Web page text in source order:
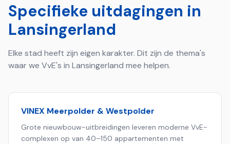
Specifieke uitdagingen in
Lansingerland
Elke stad heeft zijn eigen karakter. Dit zijn de thema's
waar we VvE's in Lansingerland mee helpen.
VINEX Meerpolder & Westpolder
Grote nieuwbouw-uitbreidingen leveren moderne VvE-
complexen op van 40–150 appartementen met